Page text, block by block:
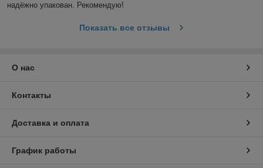
надёжно упакован. Рекомендую!
Показать все отзывы
О нас
Контакты
Доставка и оплата
График работы